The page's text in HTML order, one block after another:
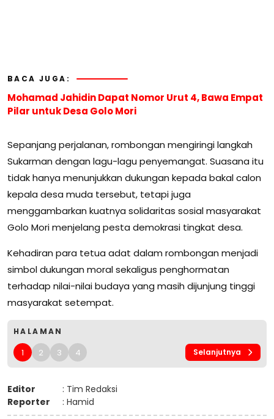
BACA JUGA:
Mohamad Jahidin Dapat Nomor Urut 4, Bawa Empat
Pilar untuk Desa Golo Mori
Sepanjang perjalanan, rombongan mengiringi langkah
Sukarman dengan lagu-lagu penyemangat. Suasana itu
tidak hanya menunjukkan dukungan kepada bakal calon
kepala desa muda tersebut, tetapi juga
menggambarkan kuatnya solidaritas sosial masyarakat
Golo Mori menjelang pesta demokrasi tingkat desa.
Kehadiran para tetua adat dalam rombongan menjadi
simbol dukungan moral sekaligus penghormatan
terhadap nilai-nilai budaya yang masih dijunjung tinggi
masyarakat setempat.
HALAMAN
1 2 3 4 Selanjutnya
Editor
: Tim Redaksi
Reporter
: Hamid